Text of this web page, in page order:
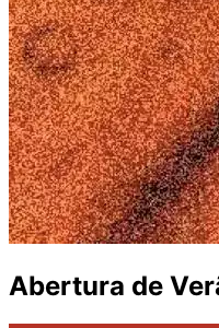
Abertura de